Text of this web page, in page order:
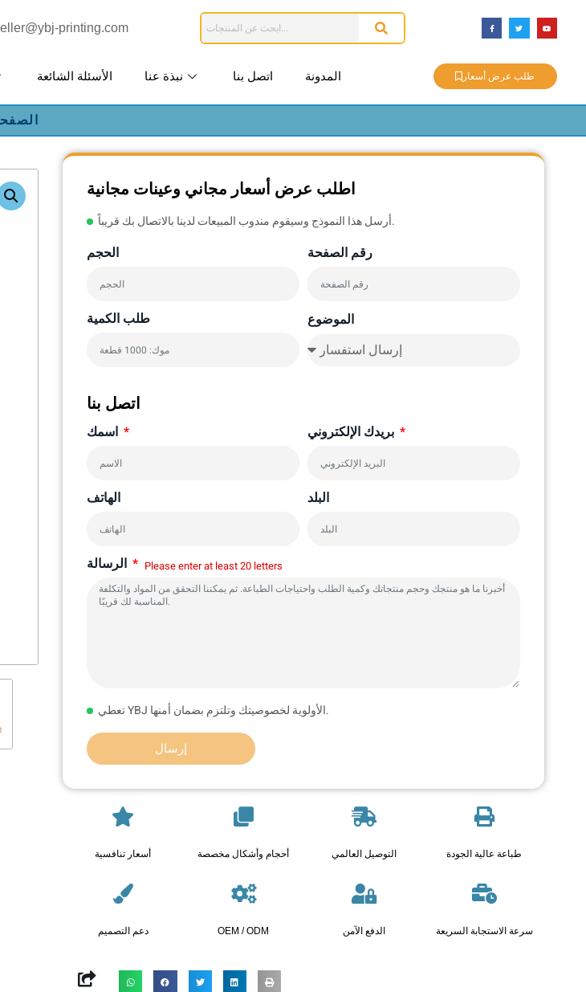
printing.com
الأسئلة الشائعة نبذة عنا اتصل بنا المدونة طلب عرض أسعار
اطلب عرض أسعار مجاني وعينات مجانية
أرسل هذا النموذج وسيقوم مندوب المبيعات لدينا بالاتصال بك قريباً.
الحجم رقم الصفحة
طلب الكمية الموضوع
اتصل بنا
الهاتف البلد
Please enter at least 20 letters
تعطي YBJ الأولوية لخصوصيتك وتلتزم بضمان أمنها.
إرسال
أسعار تنافسية أحجام وأشكال مخصصة التوصيل العالمي طباعة عالية الجودة
دعم التصميم OEM / ODM الدفع الآمن سرعة الاستجابة السريعة